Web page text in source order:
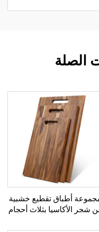
الصلة
أطباق تقطيع خشبية
شجر الأكاسيا بثلاث أحجام